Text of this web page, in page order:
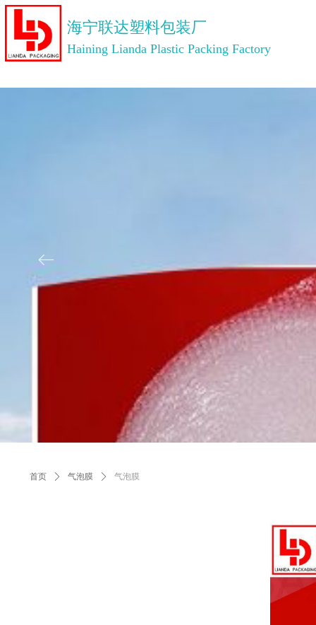
海宁联达塑料包装厂
Haining Lianda Plastic Packing Factory
ꂃ
首页 ꄲ 气泡膜 ꄲ 气泡膜